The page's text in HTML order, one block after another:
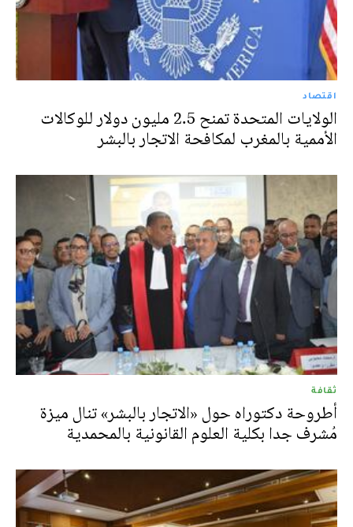
اقتصاد
الولايات المتحدة تمنح 2.5 مليون دولار للوكالات
الأممية بالمغرب لمكافحة الاتجار بالبشر
ثقافة
أطروحة دكتوراه حول «الاتجار بالبشر» تنال ميزة
مُشرف جدا بكلية العلوم القانونية بالمحمدية